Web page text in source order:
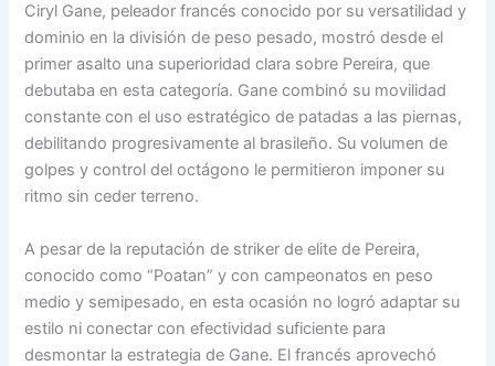
Ciryl Gane, peleador francés conocido por su versatilidad y
dominio en la división de peso pesado, mostró desde el
primer asalto una superioridad clara sobre Pereira, que
debutaba en esta categoría. Gane combinó su movilidad
constante con el uso estratégico de patadas a las piernas,
debilitando progresivamente al brasileño. Su volumen de
golpes y control del octágono le permitieron imponer su
ritmo sin ceder terreno.
A pesar de la reputación de striker de elite de Pereira,
conocido como “Poatan” y con campeonatos en peso
medio y semipesado, en esta ocasión no logró adaptar su
estilo ni conectar con efectividad suficiente para
desmontar la estrategia de Gane. El francés aprovechó